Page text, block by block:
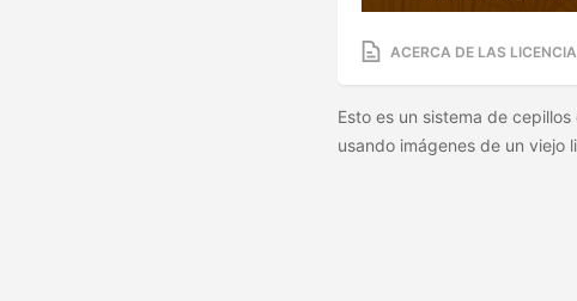
ACERCA DE LAS
Esto es un sistema de
usando imágenes de un viejo